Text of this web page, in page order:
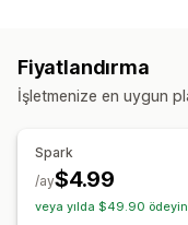
Ürün sayfası
Kişiselleştirilmiş
Banner konumu
Renk ve yazı tipi
Fiyatlandırma
İşletmenize en uygun
Spark
$4.99
/ay
veya yılda $49.90